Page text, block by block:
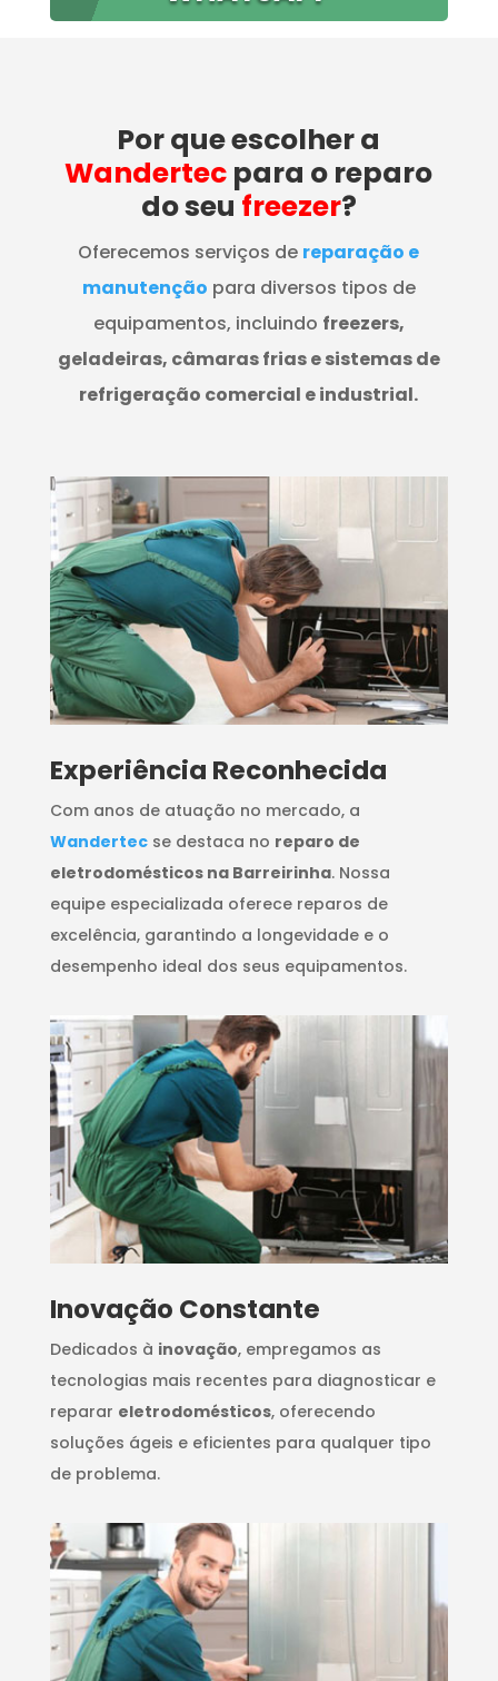
Por que escolher a
Wandertec para o reparo
do seu freezer?
Oferecemos serviços de reparação e
manutenção para diversos tipos de
equipamentos, incluindo freezers,
geladeiras, câmaras frias e sistemas de
refrigeração comercial e industrial.
​Experiência Reconhecida
Com anos de atuação no mercado, a
Wandertecse destaca no reparo de
eletrodomésticos na Barreirinha. Nossa
equipe especializada oferece reparos de
excelência, garantindo a longevidade e o
desempenho ideal dos seus equipamentos.
Inovação Constante
Dedicados à inovação, empregamos as
tecnologias mais recentes para diagnosticar e
reparar eletrodomésticos, oferecendo
soluções ágeis e eficientes para qualquer tipo
de problema.